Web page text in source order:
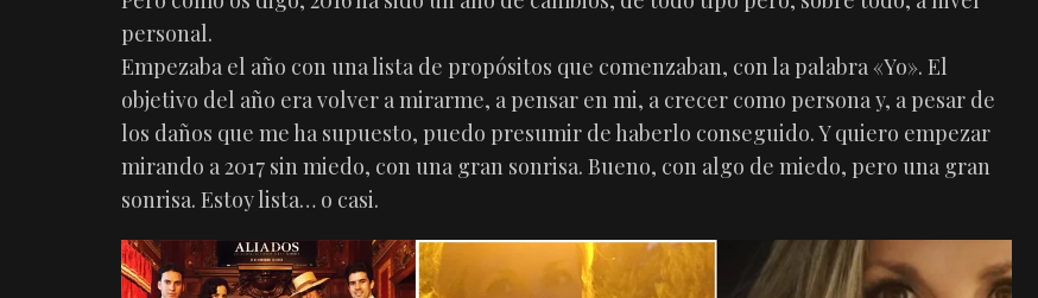
personal.
Empezaba el año con una lista de propósitos que comenzaban, con la palabra «Yo». El
objetivo del año era volver a mirarme, a pensar en mi, a crecer como persona y, a pesar de
los daños que me ha supuesto, puedo presumir de haberlo conseguido. Y quiero empezar
mirando a 2017 sin miedo, con una gran sonrisa. Bueno, con algo de miedo, pero una gran
sonrisa. Estoy lista… o casi.